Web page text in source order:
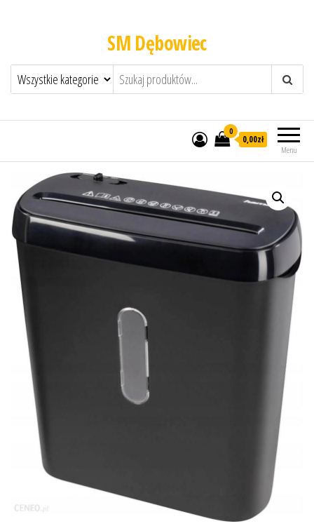
SM Dębowiec
Menu
0
0,00zł